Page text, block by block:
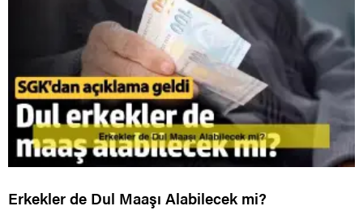
Erkekler de Dul Maaşı Alabilecek mi?